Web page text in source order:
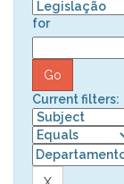
for
Current filters: